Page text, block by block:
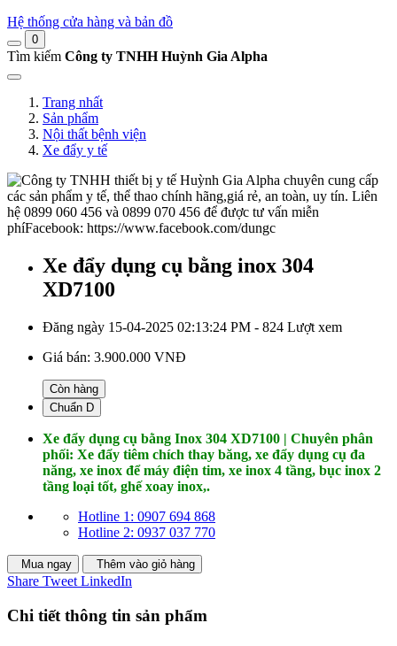
Hệ thống cửa hàng và bản đồ
0
Tìm kiếm Công ty TNHH Huỳnh Gia Alpha
Trang nhất
Sản phẩm
Nội thất bệnh viện
Xe đẩy y tế
Xe đẩy dụng cụ bằng inox 304
XD7100
Đăng ngày 15-04-2025 02:13:24 PM - 824 Lượt xem
Giá bán: 3.900.000 VNĐ
Còn hàng
Chuẩn D
Xe đẩy dụng cụ bằng Inox 304 XD7100 | Chuyên phân
phối: Xe đẩy tiêm chích thay băng, xe đẩy dụng cụ đa
năng, xe inox để máy điện tim, xe inox 4 tầng, bục inox 2
tầng loại tốt, ghế xoay inox,.
Hotline 1: 0907 694 868
Hotline 2: 0937 037 770
Mua ngay Thêm vào giỏ hàng
Share Tweet LinkedIn
Chi tiết thông tin sản phẩm